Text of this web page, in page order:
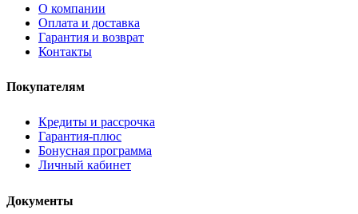
О компании
Оплата и доставка
Гарантия и возврат
Контакты
Покупателям
Кредиты и рассрочка
Гарантия-плюс
Бонусная программа
Личный кабинет
Документы